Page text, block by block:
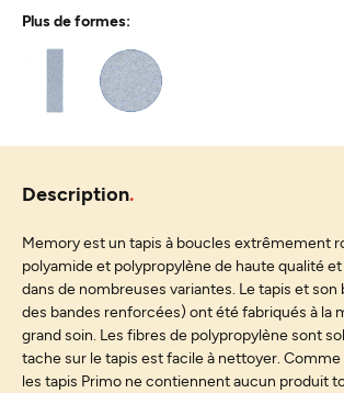
Plus de formes:
Description
Memory est un tapis à boucles extrêmement
polyamide et polypropylène de haute qualité
dans de nombreuses variantes. Le tapis et son
des bandes renforcées) ont été fabriqués à la
grand soin. Les fibres de polypropylène sont
tache sur le tapis est facile à nettoyer. Comme
les tapis Primo ne contiennent aucun produit